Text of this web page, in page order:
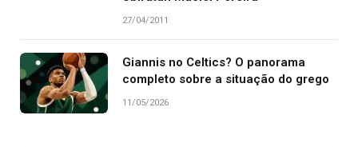
27/04/2011
Giannis no Celtics? O panorama
completo sobre a situação do grego
11/05/2026